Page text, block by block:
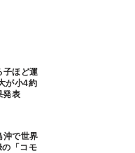
が小4約
発表
「コモ